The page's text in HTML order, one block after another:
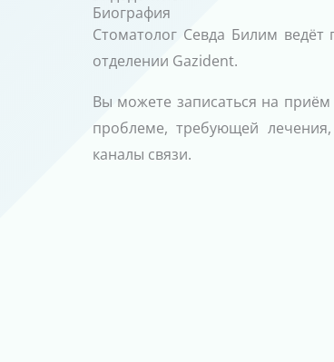
Биография
Стоматолог Севда Билим
отделении Gazident.
Вы можете записаться на
проблеме, требующей
каналы связи.